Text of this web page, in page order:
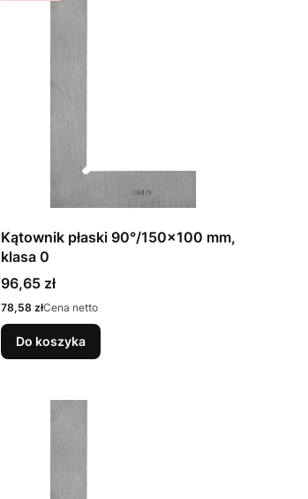
Kątownik płaski 90°/150x100 mm,
klasa 0
Cena
96,65 zł
Cena
78,58 złCena netto
Do koszyka